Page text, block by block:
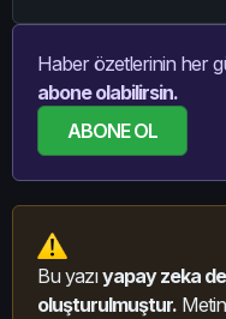
Haber özetlerinin her
abone olabilirsin.
ABONE OL
Bu yazıyapay zeka
oluşturulmuştur.